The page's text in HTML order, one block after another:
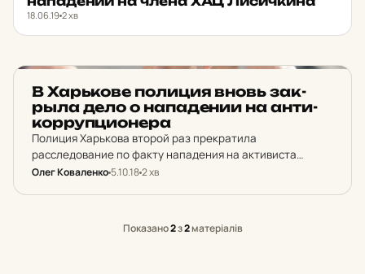
18.06.19 2 хв
В Харь­ко­ве по­ли­ция вновь зак­
рыла дело о на­па­де­нии на ан­ти­
кор­руп­ци­о­не­ра
Полиция Харькова второй раз прекратила
расследование по факту нападения на активиста
Харьковского антикоррупционного центра Евгения
Олег Коваленко5.10.182 хв
Показано2з2матеріалів